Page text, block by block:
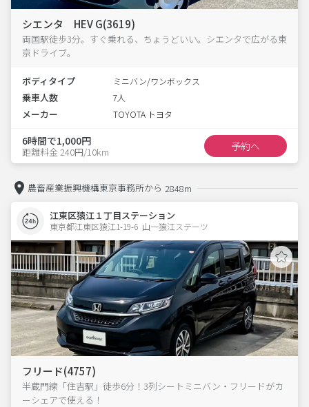
シエンタ HEV G(3619)
両国駅徒歩3分。すぐ乗れる、ちょうどいい。シエンタで広がる東
京ドライブ。
ボディタイプ ミニバン/ワンボックス
乗車人数 7人
メーカー TOYOTA トヨタ
6時間で1,000円
距離料金 240円/10km 予約へ
農畜産業振興機構東京事務所から 2848m
江東区猿江１丁目ステーション
東京都江東区猿江1-19-6  山一猿江ステーツ
フリード(4757)
半蔵門線「住吉駅」徒歩6分！3列シートミニバン・フリードがカ
ーシェアで使える！